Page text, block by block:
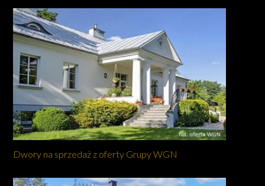
Dwory na sprzedaż z oferty Grupy WGN